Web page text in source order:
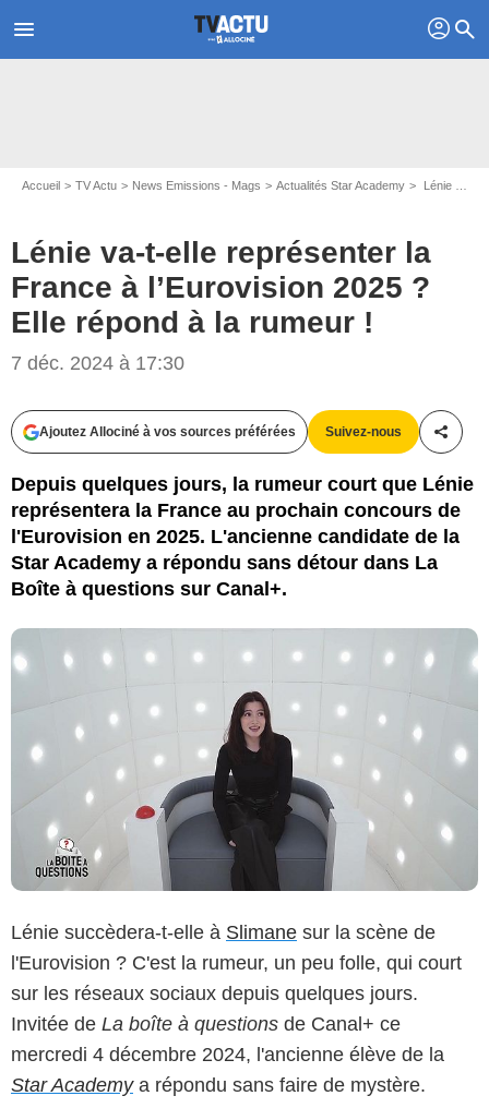
menu profil search
Accueil TV Actu News Emissions - Mags Actualités Star Academy Lénie va-t-elle représenter la France à l’Eurovision 2025 ? Elle répond à la rumeur !
Lénie va-t-elle représenter la
France à l’Eurovision 2025 ?
Elle répond à la rumeur !
7 déc. 2024 à 17:30
Ajoutez Allociné à vos sources préférées Suivez-nous
Depuis quelques jours, la rumeur court que Lénie
représentera la France au prochain concours de
l'Eurovision en 2025. L'ancienne candidate de la
Star Academy a répondu sans détour dans La
Boîte à questions sur Canal+.
Lénie succèdera-t-elle à Slimane sur la scène de
l'Eurovision ? C'est la rumeur, un peu folle, qui court
sur les réseaux sociaux depuis quelques jours.
Invitée de La boîte à questions de Canal+ ce
mercredi 4 décembre 2024, l'ancienne élève de la
Star Academya répondu sans faire de mystère.